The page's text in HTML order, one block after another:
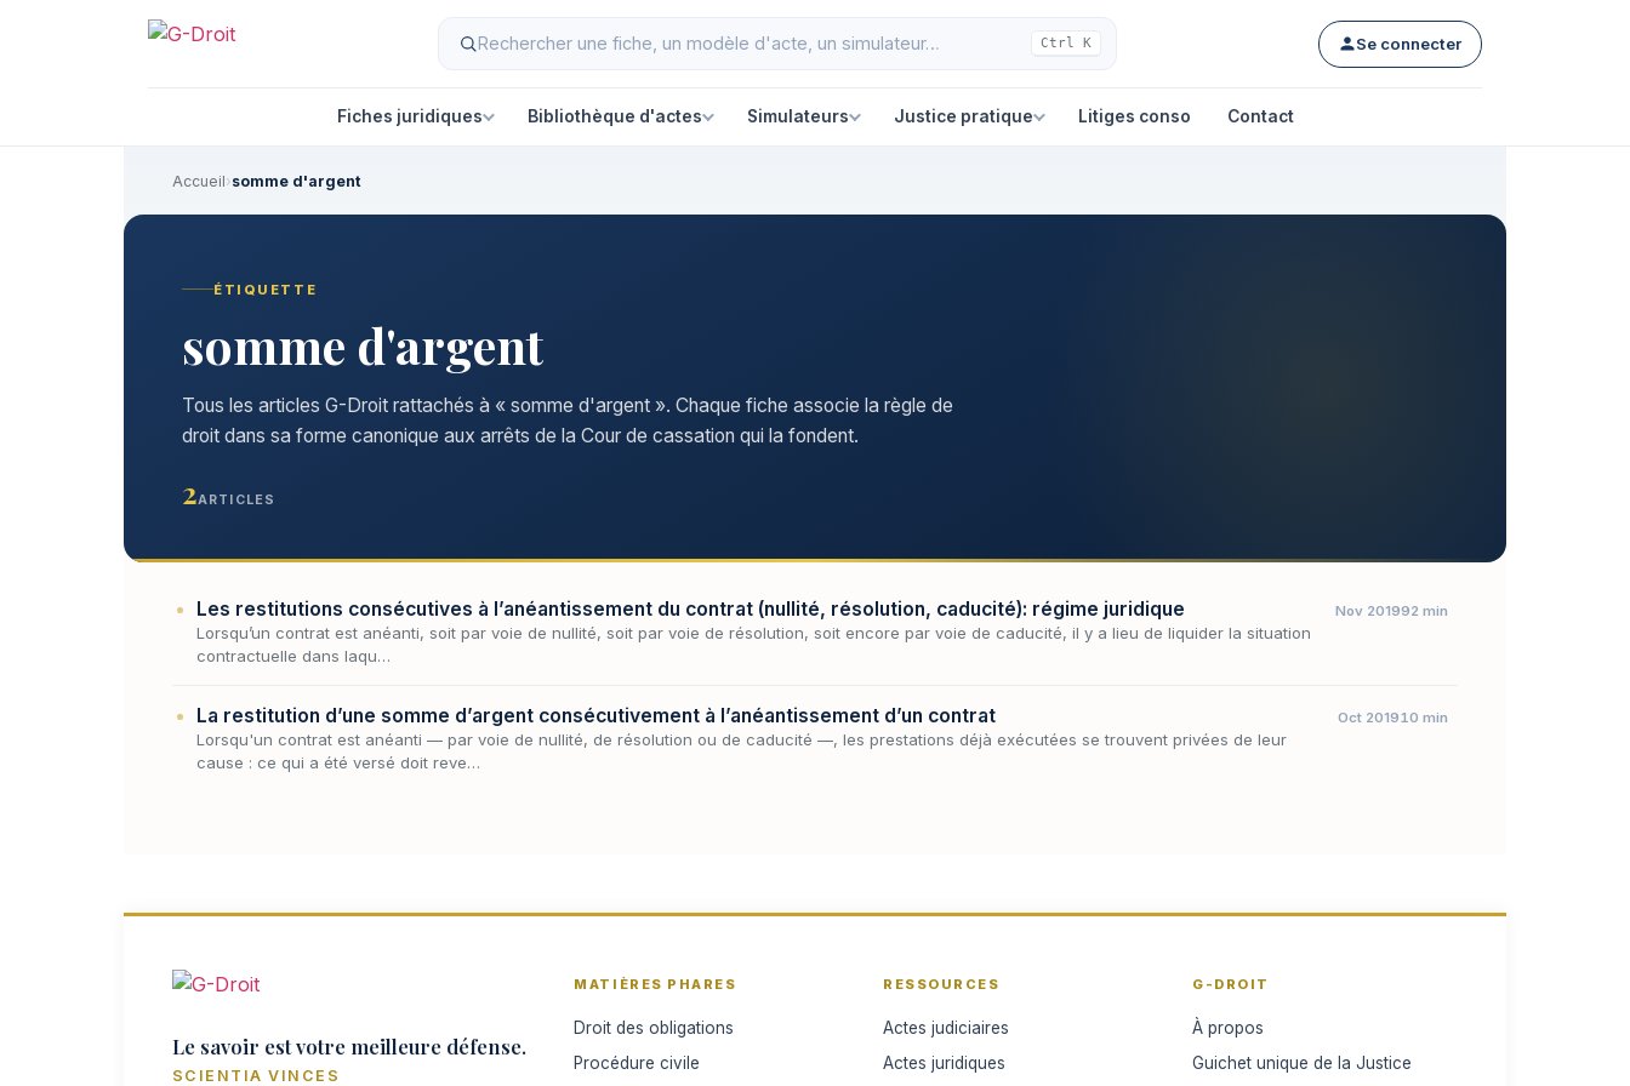
Ctrl K Se connecter
Fiches juridiques Bibliothèque d'actes Simulateurs Justice pratique Litiges conso Contact
Accueil›somme d'argent
ÉTIQUETTE
somme d'argent
Tous les articles G-Droit rattachés à « somme d'argent ». Chaque fiche associe la règle de
droit dans sa forme canonique aux arrêts de la Cour de cassation qui la fondent.
2ARTICLES
Les restitutions consécutives à l’anéantissement du contrat (nullité, résolution, caducité): régime juridique
Lorsqu’un contrat est anéanti, soit par voie de nullité, soit par voie de résolution, soit encore par voie de caducité, il y a lieu de liquider la situation
contractuelle dans laqu…
Nov 201992 min
La restitution d’une somme d’argent consécutivement à l’anéantissement d’un contrat
Lorsqu'un contrat est anéanti — par voie de nullité, de résolution ou de caducité —, les prestations déjà exécutées se trouvent privées de leur
cause : ce qui a été versé doit reve…
Oct 201910 min
Le savoir est votre meilleure défense.
SCIENTIA VINCES
MATIÈRES PHARES
Droit des obligations
Procédure civile
RESSOURCES
Actes judiciaires
Actes juridiques
G-DROIT
À propos
Guichet unique de la Justice